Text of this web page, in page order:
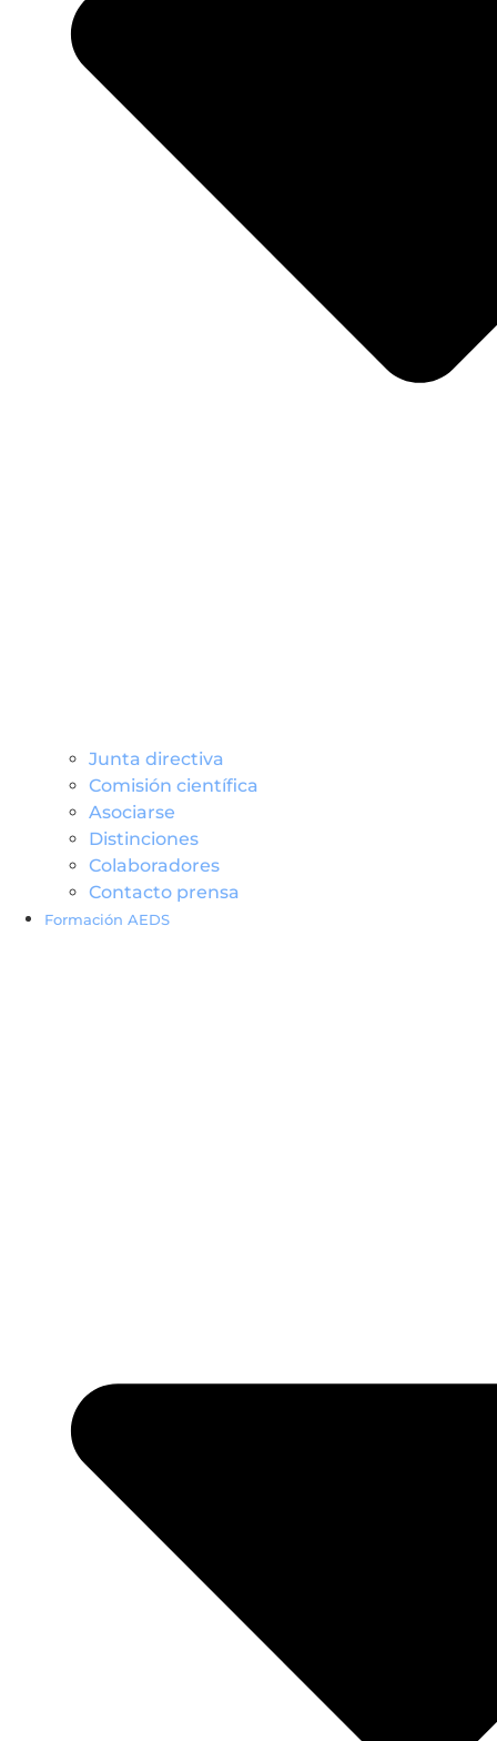
Junta directiva
Comisión científica
Asociarse
Distinciones
Colaboradores
Contacto prensa
Formación AEDS